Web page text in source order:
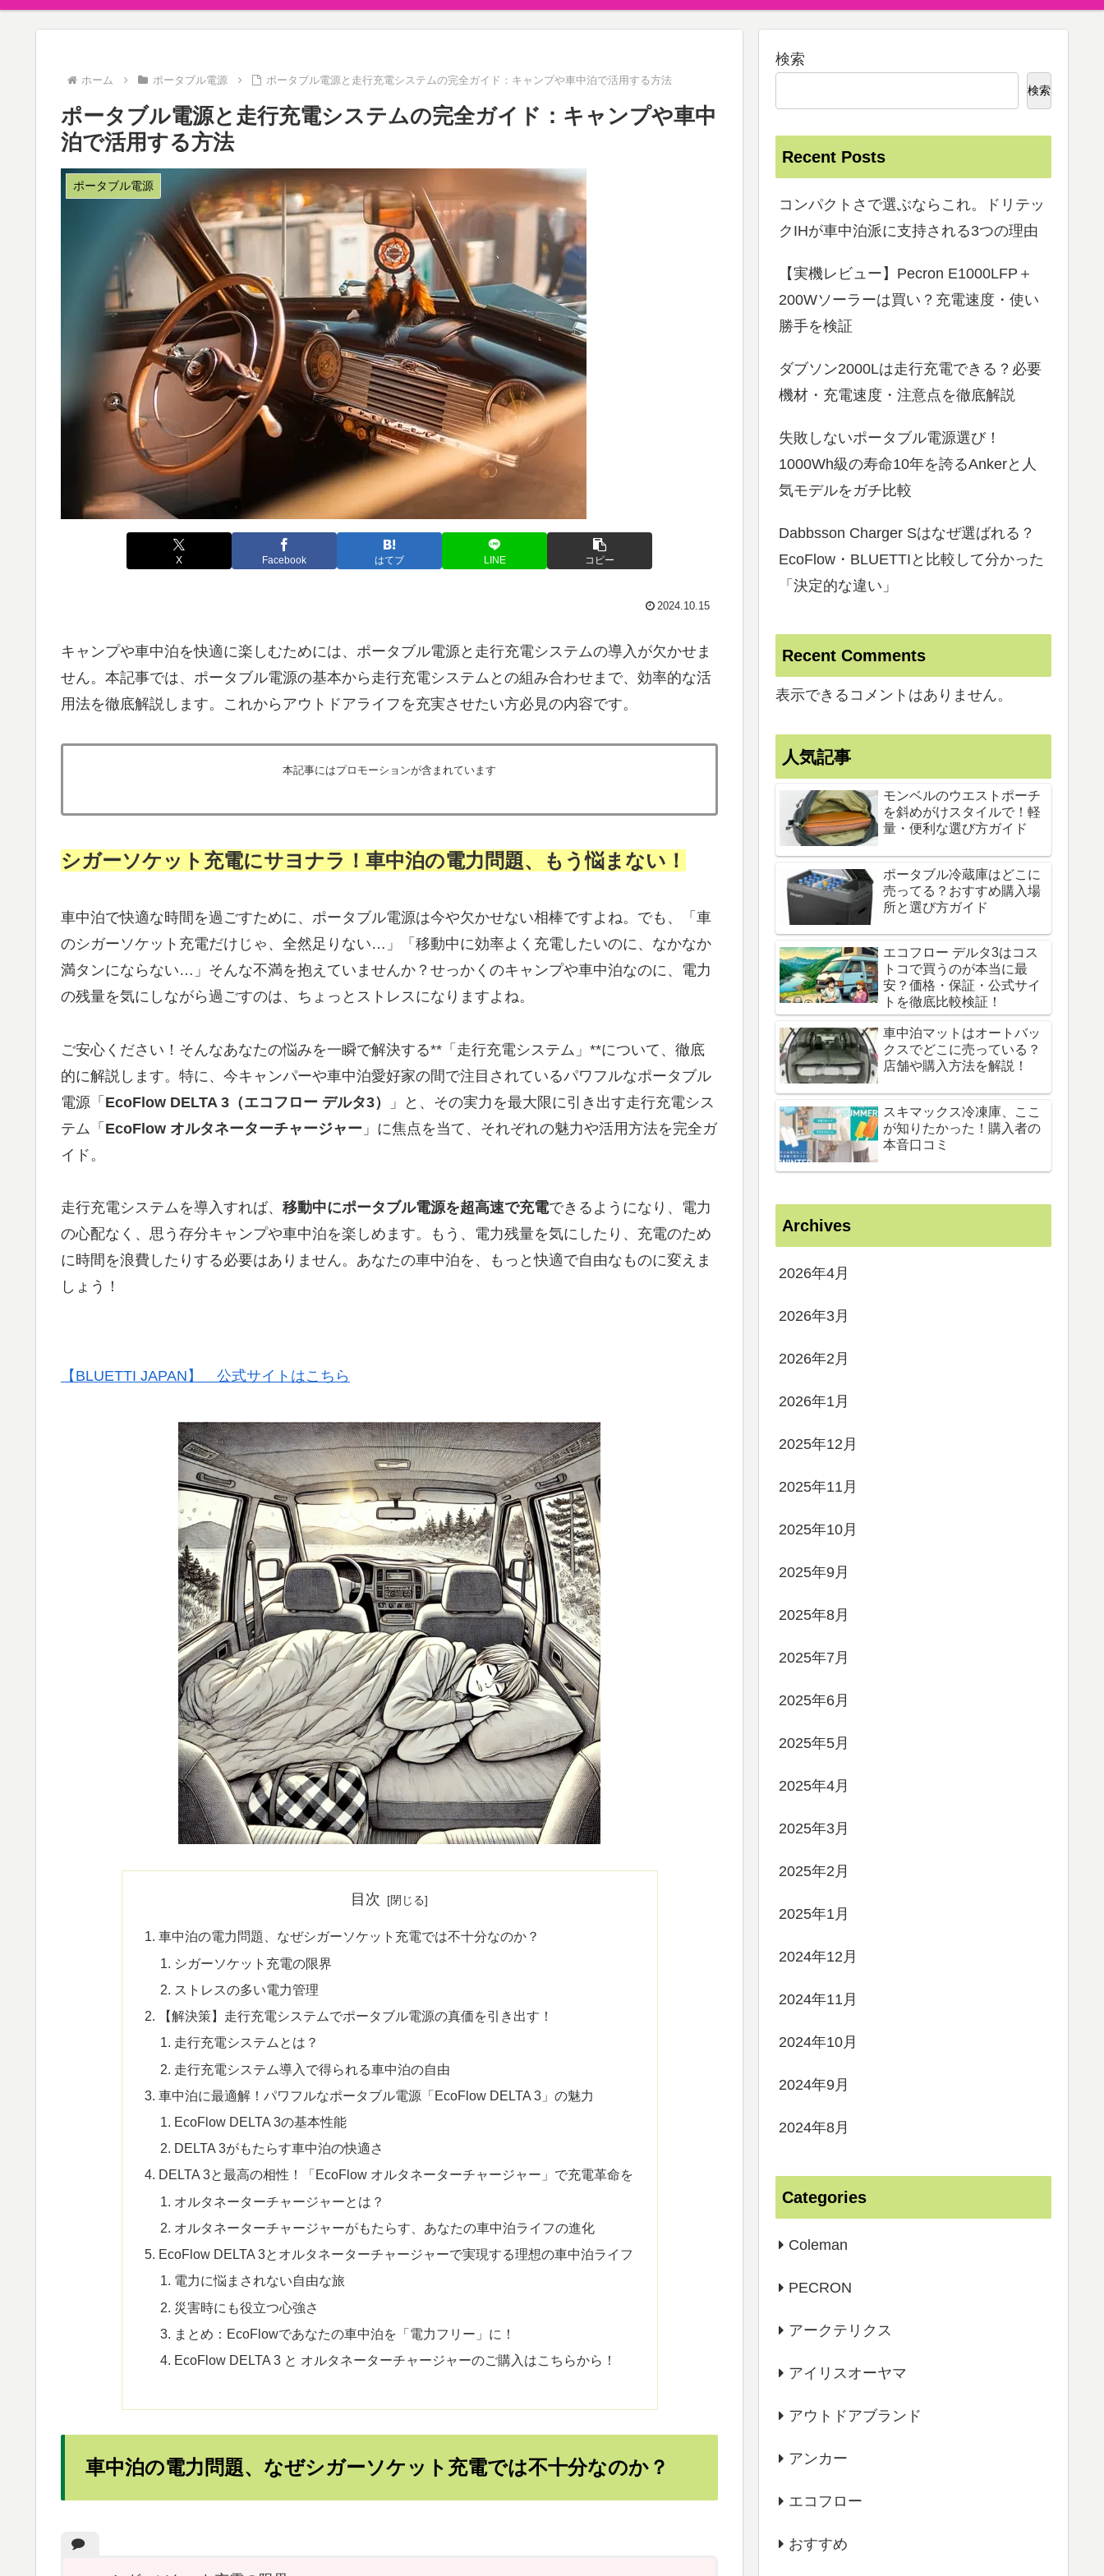
ホーム ポータブル電源 ポータブル電源と走行充電システムの完全ガイド：キャンプや車中泊で活用する方法
ポータブル電源と走行充電システムの完全ガイド：キャンプや車中
泊で活用する方法
ポータブル電源
X Facebook はてブ LINE コピー
2024.10.15
キャンプや車中泊を快適に楽しむためには、ポータブル電源と走行充電システムの導入が欠かせま
せん。本記事では、ポータブル電源の基本から走行充電システムとの組み合わせまで、効率的な活
用法を徹底解説します。これからアウトドアライフを充実させたい方必見の内容です。
本記事にはプロモーションが含まれています
シガーソケット充電にサヨナラ！車中泊の電力問題、もう悩まない！
車中泊で快適な時間を過ごすために、ポータブル電源は今や欠かせない相棒ですよね。でも、「車
のシガーソケット充電だけじゃ、全然足りない…」「移動中に効率よく充電したいのに、なかなか
満タンにならない…」そんな不満を抱えていませんか？せっかくのキャンプや車中泊なのに、電力
の残量を気にしながら過ごすのは、ちょっとストレスになりますよね。
ご安心ください！そんなあなたの悩みを一瞬で解決する**「走行充電システム」**について、徹底
的に解説します。特に、今キャンパーや車中泊愛好家の間で注目されているパワフルなポータブル
電源「 EcoFlow DELTA 3（エコフロー デルタ3）
」と、その実力を最大限に引き出す走行充電シス
テム「 EcoFlow オルタネーターチャージャー 」に焦点を当て、それぞれの魅力や活用方法を完全ガ
イド。
走行充電システムを導入すれば、 移動中にポータブル電源を超高速で充電できるようになり、電力
の心配なく、思う存分キャンプや車中泊を楽しめます。もう、電力残量を気にしたり、充電のため
に時間を浪費したりする必要はありません。あなたの車中泊を、もっと快適で自由なものに変えま
しょう！
【BLUETTI JAPAN】 公式サイトはこちら
目次
車中泊の電力問題、なぜシガーソケット充電では不十分なのか？
シガーソケット充電の限界
ストレスの多い電力管理
【解決策】走行充電システムでポータブル電源の真価を引き出す！
走行充電システムとは？
走行充電システム導入で得られる車中泊の自由
車中泊に最適解！パワフルなポータブル電源「EcoFlow DELTA 3」の魅力
EcoFlow DELTA 3の基本性能
DELTA 3がもたらす車中泊の快適さ
DELTA 3と最高の相性！「EcoFlow オルタネーターチャージャー」で充電革命を
オルタネーターチャージャーとは？
オルタネーターチャージャーがもたらす、あなたの車中泊ライフの進化
EcoFlow DELTA 3とオルタネーターチャージャーで実現する理想の車中泊ライフ
電力に悩まされない自由な旅
災害時にも役立つ心強さ
まとめ：EcoFlowであなたの車中泊を「電力フリー」に！
EcoFlow DELTA 3 と オルタネーターチャージャーのご購入はこちらから！
車中泊の電力問題、なぜシガーソケット充電では不十分なのか？
検索
検索
Recent Posts
コンパクトさで選ぶならこれ。ドリテッ
クIHが車中泊派に支持される3つの理由
【実機レビュー】Pecron E1000LFP＋
200Wソーラーは買い？充電速度・使い
勝手を検証
ダブソン2000Lは走行充電できる？必要
機材・充電速度・注意点を徹底解説
失敗しないポータブル電源選び！
1000Wh級の寿命10年を誇るAnkerと人
気モデルをガチ比較
Dabbsson Charger Sはなぜ選ばれる？
EcoFlow・BLUETTIと比較して分かった
「決定的な違い」
Recent Comments
表示できるコメントはありません。
人気記事
モンベルのウエストポーチ
を斜めがけスタイルで！軽
量・便利な選び方ガイド
ポータブル冷蔵庫はどこに
売ってる？おすすめ購入場
所と選び方ガイド
エコフロー デルタ3はコス
トコで買うのが本当に最
安？価格・保証・公式サイ
トを徹底比較検証！
車中泊マットはオートバッ
クスでどこに売っている？
店舗や購入方法を解説！
スキマックス冷凍庫、ここ
が知りたかった！購入者の
本音口コミ
Archives
2026年4月
2026年3月
2026年2月
2026年1月
2025年12月
2025年11月
2025年10月
2025年9月
2025年8月
2025年7月
2025年6月
2025年5月
2025年4月
2025年3月
2025年2月
2025年1月
2024年12月
2024年11月
2024年10月
2024年9月
2024年8月
Categories
Coleman
PECRON
アークテリクス
アイリスオーヤマ
アウトドアブランド
アンカー
エコフロー
おすすめ